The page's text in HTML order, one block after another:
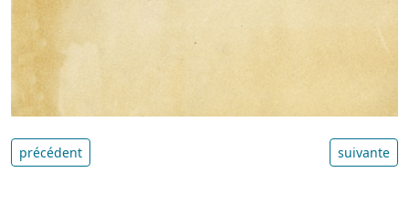
précédent suivante